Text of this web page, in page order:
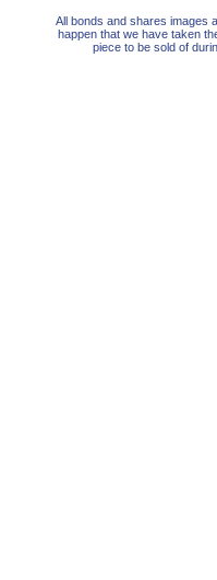
All bonds and shares images
happen that we have taken
piece to be sold of